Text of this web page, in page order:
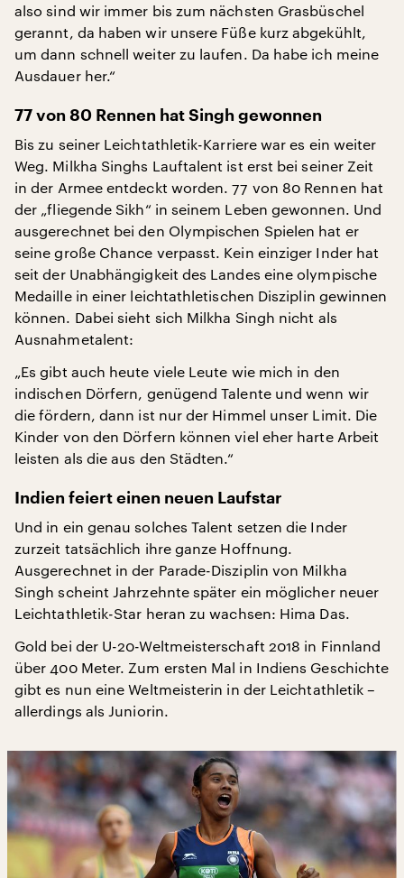
also sind wir immer bis zum nächsten Grasbüschel
gerannt, da haben wir unsere Füße kurz abgekühlt,
um dann schnell weiter zu laufen. Da habe ich meine
Ausdauer her.“
77 von 80 Rennen hat Singh gewonnen
Bis zu seiner Leichtathletik-Karriere war es ein weiter
Weg. Milkha Singhs Lauftalent ist erst bei seiner Zeit
in der Armee entdeckt worden. 77 von 80 Rennen hat
der „fliegende Sikh“ in seinem Leben gewonnen. Und
ausgerechnet bei den Olympischen Spielen hat er
seine große Chance verpasst. Kein einziger Inder hat
seit der Unabhängigkeit des Landes eine olympische
Medaille in einer leichtathletischen Disziplin gewinnen
können. Dabei sieht sich Milkha Singh nicht als
Ausnahmetalent:
„Es gibt auch heute viele Leute wie mich in den
indischen Dörfern, genügend Talente und wenn wir
die fördern, dann ist nur der Himmel unser Limit. Die
Kinder von den Dörfern können viel eher harte Arbeit
leisten als die aus den Städten.“
Indien feiert einen neuen Laufstar
Und in ein genau solches Talent setzen die Inder
zurzeit tatsächlich ihre ganze Hoffnung.
Ausgerechnet in der Parade-Disziplin von Milkha
Singh scheint Jahrzehnte später ein möglicher neuer
Leichtathletik-Star heran zu wachsen: Hima Das.
Gold bei der U-20-Weltmeisterschaft 2018 in Finnland
über 400 Meter. Zum ersten Mal in Indiens Geschichte
gibt es nun eine Weltmeisterin in der Leichtathletik –
allerdings als Juniorin.